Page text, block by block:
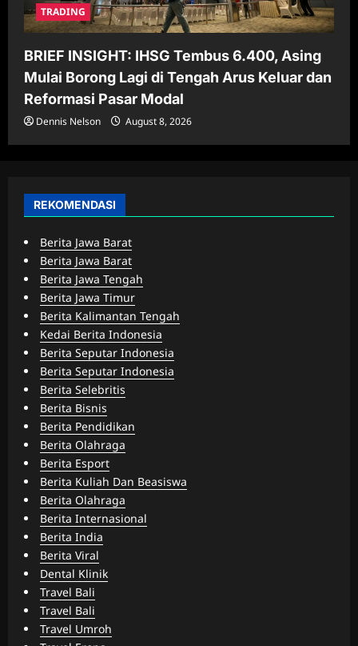
TRADING
BRIEF INSIGHT: IHSG Tembus 6.400, Asing
Mulai Borong Lagi di Tengah Arus Keluar dan
Reformasi Pasar Modal
Dennis Nelson August 8, 2026
REKOMENDASI
Berita Jawa Barat
Berita Jawa Barat
Berita Jawa Tengah
Berita Jawa Timur
Berita Kalimantan Tengah
Kedai Berita Indonesia
Berita Seputar Indonesia
Berita Seputar Indonesia
Berita Selebritis
Berita Bisnis
Berita Pendidikan
Berita Olahraga
Berita Esport
Berita Kuliah Dan Beasiswa
Berita Olahraga
Berita Internasional
Berita India
Berita Viral
Dental Klinik
Travel Bali
Travel Bali
Travel Umroh